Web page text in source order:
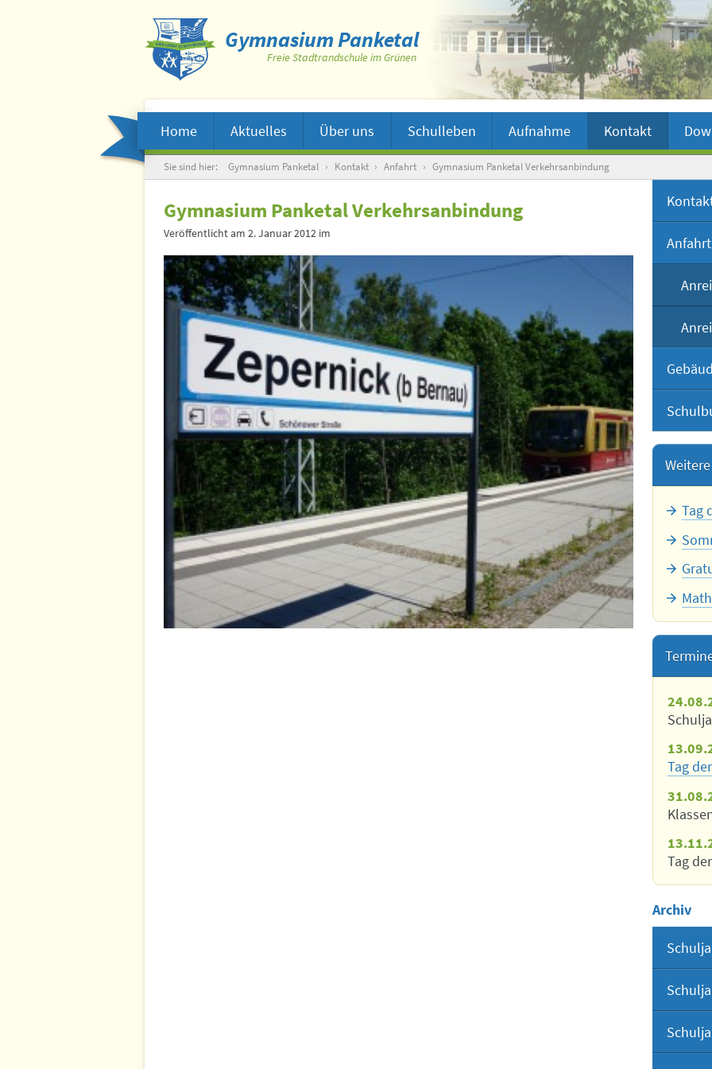
Gymnasium Panketal
Freie Stadtrandschule im Grünen
Home Aktuelles Über uns Schulleben Aufnahme Kontakt
Suche
Sie sind hier: Gymnasium Panketal › Kontakt › Anfahrt › Gymnasium Panketal Verkehrsanbindung
Gymnasium Panketal Verkehrsanbindung
Veröffentlicht am 2. Januar 2012 im Anfahrt
Tag
Tag
Tag
Archiv